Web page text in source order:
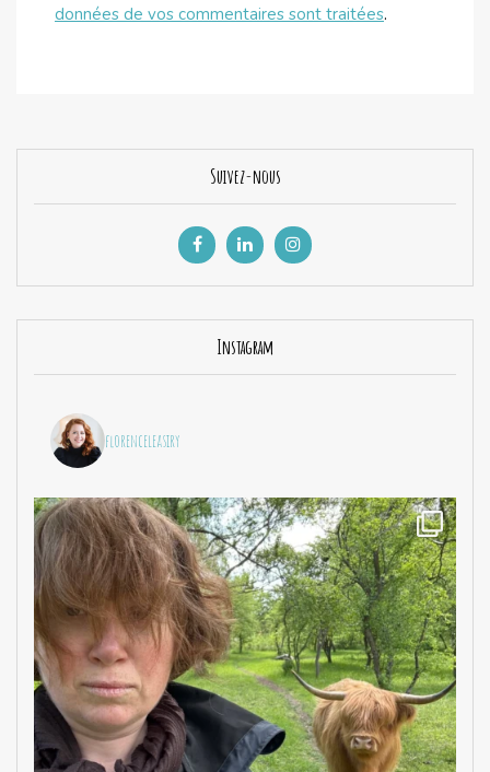
données de vos commentaires sont traitées.
Suivez-nous
Instagram
florenceleasiry